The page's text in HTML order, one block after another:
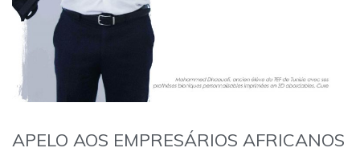
APELO AOS EMPRESÁRIOS AFRICANOS